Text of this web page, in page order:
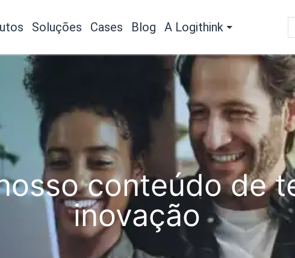
Soluções Cases Blog A Logithink
conteúdo de
inovação